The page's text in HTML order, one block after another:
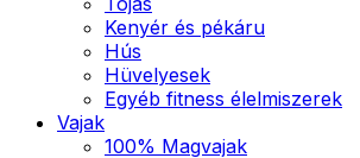
Kenyér és pékáru
Hús
Hüvelyesek
Egyéb fitness élelmiszerek
Vajak
100% Magvajak